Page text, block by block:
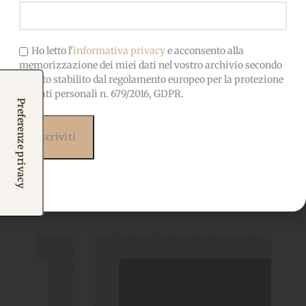
Potrebbero interessarti
Ho letto l'informativa privacye acconsento alla
memorizzazione dei miei dati nel vostro archivio secondo
quanto stabilito dal regolamento europeo per la protezione
dei dati personali n. 679/2016, GDPR.